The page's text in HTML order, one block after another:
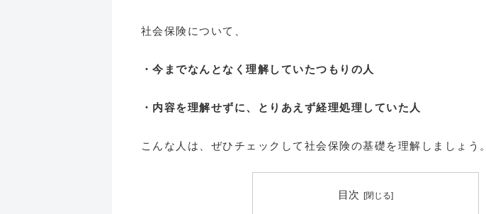
社会保険について、
・今までなんとなく理解していたつもりの人
・内容を理解せずに、とりあえず経理処理していた人
こんな人は、ぜひチェックして社会保険の基礎を理解しましょう。
目次